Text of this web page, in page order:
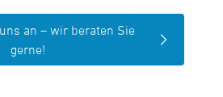
an – wir beraten Sie
gerne!